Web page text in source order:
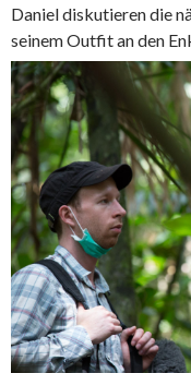
Daniel diskutieren die
seinem Outfit an den